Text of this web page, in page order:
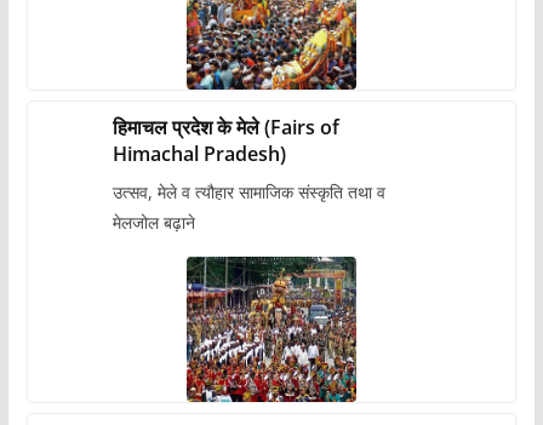
हिमाचल प्रदेश के मेले (Fairs of
Himachal Pradesh)
उत्सव, मेले व त्यौहार सामाजिक संस्कृति तथा व
मेलजोल बढ़ाने